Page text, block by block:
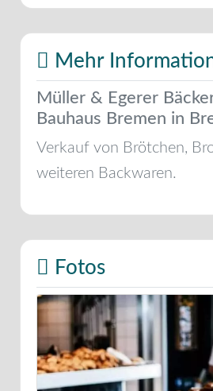
Mehr
Müller & Egerer
Bauhaus Bremen in
Verkauf von Brötchen,
weiteren Backwaren.
Fotos